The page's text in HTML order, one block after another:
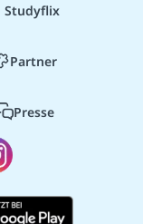
Studyflix
Partner
Presse